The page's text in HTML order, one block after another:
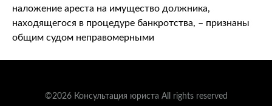
наложение ареста на имущество должника,
находящегося в процедуре банкротства, – признаны
общим судом неправомерными
©2026 Консультация юриста All rights reserved